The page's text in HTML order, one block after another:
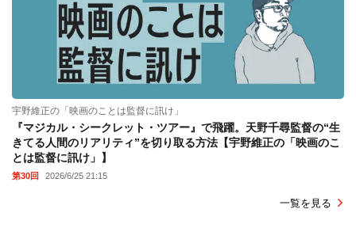
宇野維正の「映画のことは監督に訊け」
『マジカル・シークレット・ツアー』で飛躍。天野千尋監督の“生
きてる人間のリアリティ”を切り取る方法【宇野維正の「映画のこ
とは監督に訊け」】
第30回 2026/6/25 21:15
一覧を見る